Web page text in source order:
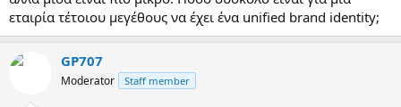
εταιρία τέτοιου μεγέθους να έχει ένα unified brand identity;
GP707
Moderator Staff member